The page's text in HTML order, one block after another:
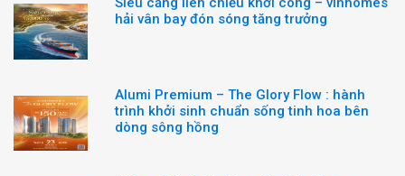
hải vân bay đón sóng tăng trưởng
Alumi Premium – The Glory Flow : hành
trình khởi sinh chuẩn sống tinh hoa bên
dòng sông hồng